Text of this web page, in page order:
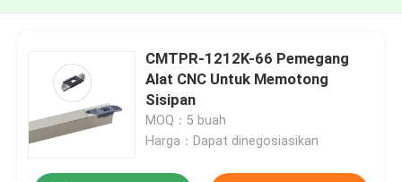
CMTPR-1212K-66 Pemegang
Alat CNC Untuk Memotong
Sisipan
MOQ：5 buah
Harga：Dapat dinegosiasikan